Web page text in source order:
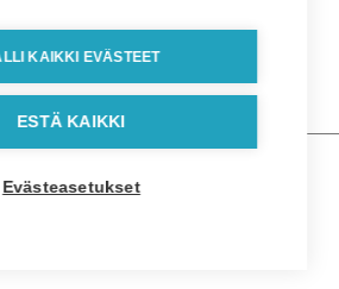
Lähiosoite
Postinumero
KAIKKI EVÄSTEET
ESTÄ KAIKKI
Evästeasetukset